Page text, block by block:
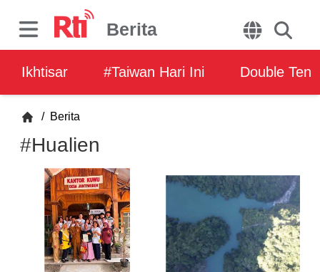
Berita
Ikhtisar #Taiwan Hari Ini Double Ten
/ Berita
#Hualien